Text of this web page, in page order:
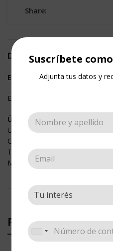
Suscríbete
Adjunta tus datos y
Share:
DESCRIPCIÓN
ESCARCHA ULTRAMETÁLICA
Escarcha de gran brillo metálico.
Úsalas también en:
Uñas
Cosmético
Textil
Maquillaje
PRODUCTOS